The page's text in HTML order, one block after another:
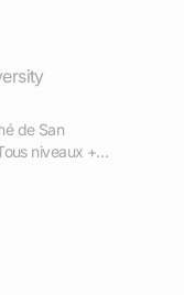
de San
niveaux +